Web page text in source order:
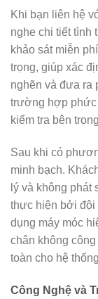
Khi bạn liên hệ
nghe chi tiết tình
khảo sát miễn
trọng, giúp xác
nghẽn và đưa ra
trường hợp phức
kiểm tra bên
Sau khi có
minh bạch.
lý và không phát
thực hiện bởi đội
dụng máy móc
chân không
toàn cho hệ
Công Nghệ và